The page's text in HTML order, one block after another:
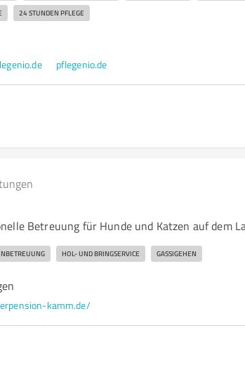
24 STUNDEN PFLEGE
pflegenio.de
Betreuung für Hunde und Katzen auf dem
HOL- UND BRINGSERVICE GASSIGEHEN
kamm.de/